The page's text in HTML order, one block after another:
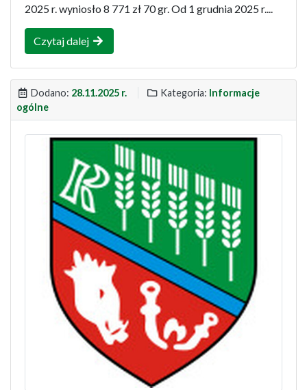
2025 r. wyniosło 8 771 zł 70 gr. Od 1 grudnia 2025 r....
Czytaj dalej
Dodano: 28.11.2025 r. Kategoria: Informacje
ogólne